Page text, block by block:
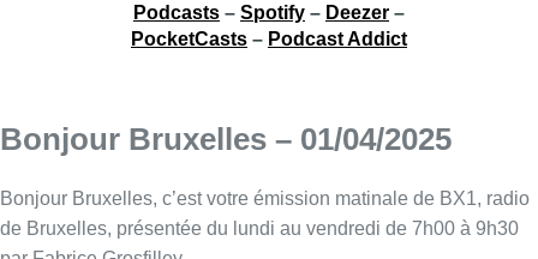
Podcasts– Spotify– Deezer–
PocketCasts– Podcast Addict